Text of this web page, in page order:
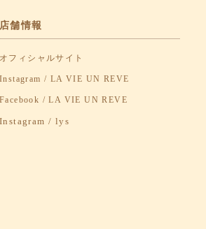
店舗情報
オフィシャルサイト
Instagram / LA VIE UN REVE
Facebook / LA VIE UN REVE
Instagram / lys